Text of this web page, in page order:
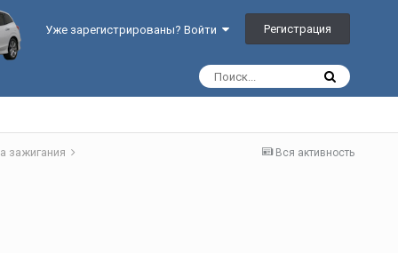
Уже зарегистрированы? Войти Регистрация
Вся активность
зажигания